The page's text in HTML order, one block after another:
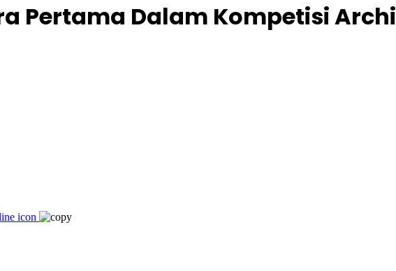
Pertama Dalam Kompetisi